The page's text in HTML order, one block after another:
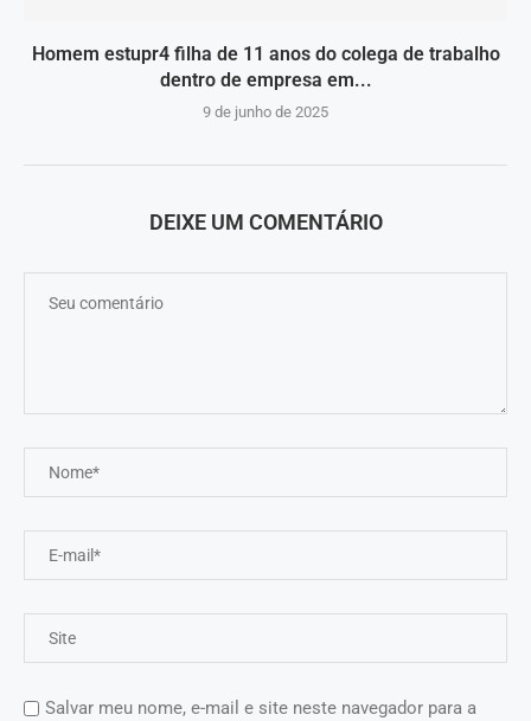
Homem estupr4 filha de 11 anos do colega de trabalho
dentro de empresa em...
9 de junho de 2025
DEIXE UM COMENTÁRIO
Salvar meu nome, e-mail e site neste navegador para a